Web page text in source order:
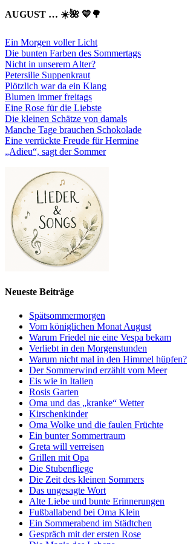
AUGUST … ☀️🌺 💛🌳
Ein Morgen voller Licht
Die bunten Farben des Sommertags
Nicht in unserem Alter?
Petersilie Suppenkraut
Plötzlich war da ein Klang
Blumen immer freitags
Eine Rose für die Liebste
Die kleinen Schätze von damals
Manche Tage brauchen Schokolade
Eine verrückte Freude für Hermine
„Adieu“, sagt der Sommer
Neueste Beiträge
Spätsommermorgen
Vom königlichen Monat August
Warum Friedel nie eine Vespa bekam
Verliebt in den Morgenstunden
Warum nicht mal in den Himmel hüpfen?
Der Sommerwind erzählt vom Meer
Eis wie in Italien
Rosis Garten
Oma und das „kranke“ Wetter
Kirschenkinder
Oma Wolke und die faulen Früchte
Ein bunter Sommertraum
Greta will verreisen
Grillen mit Opa
Die Stubenfliege
Die Zeit des kleinen Sommers
Das ungesagte Wort
Alte Liebe und bunte Erinnerungen
Fußballabend bei Oma Klein
Ein Sommerabend im Städtchen
Gespräch mit der ersten Rose